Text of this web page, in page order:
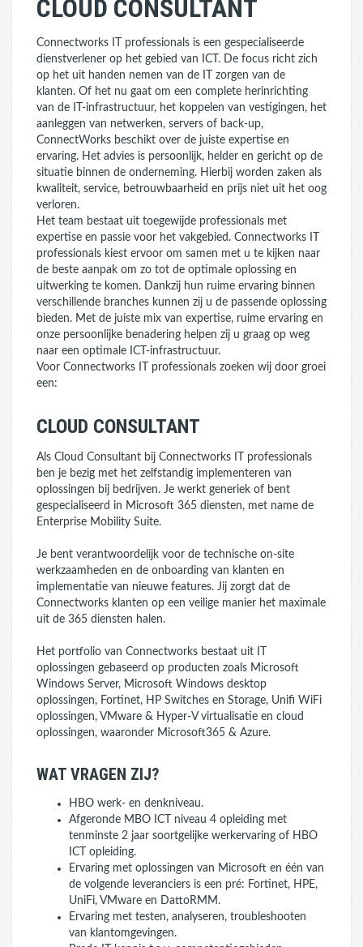
CLOUD CONSULTANT
Connectworks IT professionals is een gespecialiseerde
dienstverlener op het gebied van ICT. De focus richt zich
op het uit handen nemen van de IT zorgen van de
klanten. Of het nu gaat om een complete herinrichting
van de IT-infrastructuur, het koppelen van vestigingen, het
aanleggen van netwerken, servers of back-up,
ConnectWorks beschikt over de juiste expertise en
ervaring. Het advies is persoonlijk, helder en gericht op de
situatie binnen de onderneming. Hierbij worden zaken als
kwaliteit, service, betrouwbaarheid en prijs niet uit het oog
verloren.
Het team bestaat uit toegewijde professionals met
expertise en passie voor het vakgebied. Connectworks IT
professionals kiest ervoor om samen met u te kijken naar
de beste aanpak om zo tot de optimale oplossing en
uitwerking te komen. Dankzij hun ruime ervaring binnen
verschillende branches kunnen zij u de passende oplossing
bieden. Met de juiste mix van expertise, ruime ervaring en
onze persoonlijke benadering helpen zij u graag op weg
naar een optimale ICT-infrastructuur.
Voor Connectworks IT professionals zoeken wij door groei
een:
CLOUD CONSULTANT
Als Cloud Consultant bij Connectworks IT professionals
ben je bezig met het zelfstandig implementeren van
oplossingen bij bedrijven. Je werkt generiek of bent
gespecialiseerd in Microsoft 365 diensten, met name de
Enterprise Mobility Suite.
Je bent verantwoordelijk voor de technische on-site
werkzaamheden en de onboarding van klanten en
implementatie van nieuwe features. Jij zorgt dat de
Connectworks klanten op een veilige manier het maximale
uit de 365 diensten halen.
Het portfolio van Connectworks bestaat uit IT
oplossingen gebaseerd op producten zoals Microsoft
Windows Server, Microsoft Windows desktop
oplossingen, Fortinet, HP Switches en Storage, Unifi WiFi
oplossingen, VMware & Hyper-V virtualisatie en cloud
oplossingen, waaronder Microsoft365 & Azure.
WAT VRAGEN ZIJ?
HBO werk- en denkniveau.
Afgeronde MBO ICT niveau 4 opleiding met
tenminste 2 jaar soortgelijke werkervaring of HBO
ICT opleiding.
Ervaring met oplossingen van Microsoft en één van
de volgende leveranciers is een pré: Fortinet, HPE,
UniFi, VMware en DattoRMM.
Ervaring met testen, analyseren, troubleshooten
van klantomgevingen.